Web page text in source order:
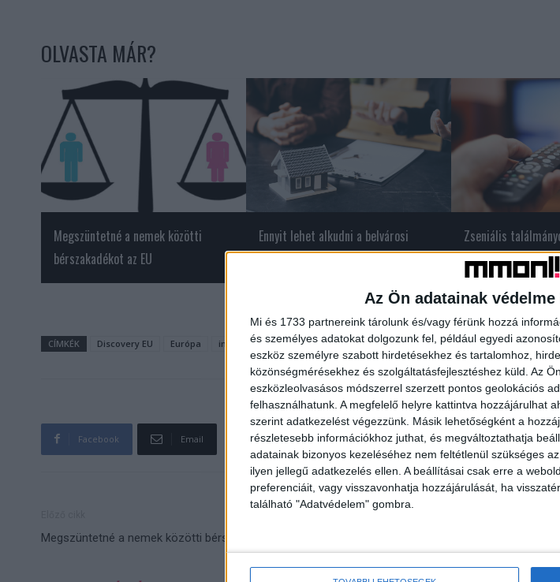
Az Ön adatainak
Mi és 1733 partnereink tárolunk és/vagy férünk hozzá
és személyes adatokat dolgozunk fel, például egyedi
eszköz személyre szabott hirdetésekhez és tartalomhoz,
közönségmérésekhez és szolgáltatásfejlesztéshez küld. Az
eszközleolvasásos módszerrel szerzett pontos geolokációs
felhasználhatunk. A megfelelő helyre kattintva hozzájárulhat
szerint adatkezelést végezzünk. Másik lehetőségként a
részletesebb információkhoz juthat, és megváltoztathatja
adatainak bizonyos kezeléséhez nem feltétlenül szükséges
ilyen jellegű adatkezelés ellen. A beállításai csak erre a
preferenciáit, vagy visszavonhatja hozzájárulását, ha
található "Adatvédelem" gombra.
OLVASTA MÁR?
Megszüntetné a nemek közötti
bérszakadékot az EU
Ennyit lehet alkudni a belvárosi
ingatlanpiacon
Zseniális
sorozatában
CÍMKÉK Discovery EU Európa ingyenes Interrail MÁV-START vasúti bérlet
Facebook Email
Megszüntetné a nemek közötti bérszakadékot az EU